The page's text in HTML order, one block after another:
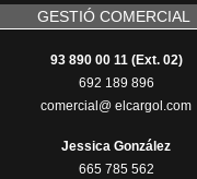
GESTIÓ COMERCIAL
93 890 00 11 (Ext. 02)
692 189 896
comercial@ elcargol.com
Jessica González
665 785 562